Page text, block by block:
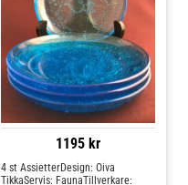
1195 kr
4 st AssietterDesign: Oiva
TikkaServis: FaunaTillverkare: